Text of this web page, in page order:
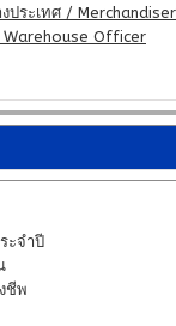
ประเทศ / Merchandiser
Officer
ะจำปี
ชีพ